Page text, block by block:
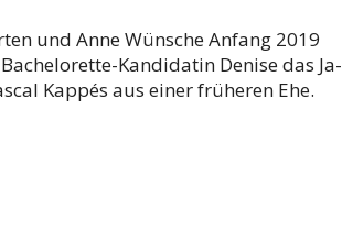
und Anne Wünsche Anfang 2019
Kandidatin Denise das Ja-
Kappés aus einer früheren Ehe.